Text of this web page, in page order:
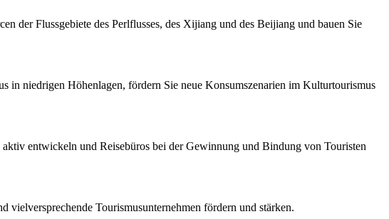
der Flussgebiete des Perlflusses, des Xijiang und des Beijiang und bauen Sie
in niedrigen Höhenlagen, fördern Sie neue Konsumszenarien im Kulturtourismus
entwickeln und Reisebüros bei der Gewinnung und Bindung von Touristen
vielversprechende Tourismusunternehmen fördern und stärken.